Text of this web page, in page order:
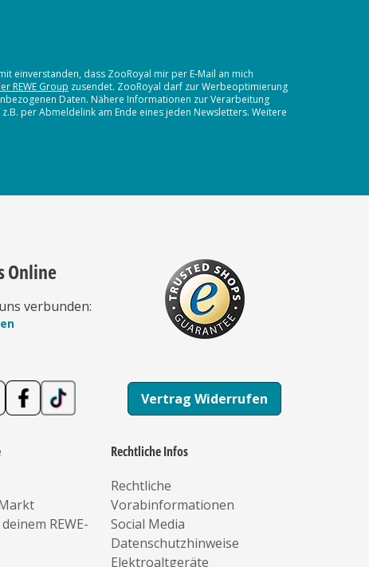
einverstanden, dass ZooRoyal mir per E-Mail an mich
REWE Group zusendet. ZooRoyal darf zur Werbeoptimierung
Daten. Nähere Informationen zur Verarbeitung
per Abmeldelink am Ende eines jeden Newsletters. Weitere
Online
verbunden:
Vertrag Widerrufen
REWE-
Rechtliche Infos
Rechtliche
Vorabinformationen
Social Media
Datenschutzhinweise
Elektroaltgeräte